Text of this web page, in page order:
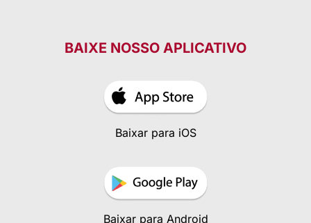
BAIXE NOSSO APLICATIVO
Baixar para iOS
Baixar para Android